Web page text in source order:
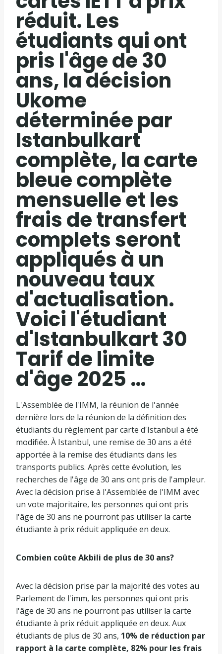
réduit. Les
étudiants qui ont
pris l'âge de 30
ans, la décision
Ukome
déterminée par
Istanbulkart
complète, la carte
bleue complète
mensuelle et les
frais de transfert
complets seront
appliqués à un
nouveau taux
d'actualisation.
Voici l'étudiant
d'Istanbulkart 30
Tarif de limite
d'âge 2025 …
L'Assemblée de l'IMM, la réunion de l'année
dernière lors de la réunion de la définition des
étudiants du règlement par carte d'Istanbul a été
modifiée. À Istanbul, une remise de 30 ans a été
apportée à la remise des étudiants dans les
transports publics. Après cette évolution, les
recherches de l'âge de 30 ans ont pris de l'ampleur.
Avec la décision prise à l'Assemblée de l'IMM avec
un vote majoritaire, les personnes qui ont pris
l'âge de 30 ans ne pourront pas utiliser la carte
étudiante à prix réduit appliquée en deux.
Combien coûte Akbili de plus de 30 ans?
Avec la décision prise par la majorité des votes au
Parlement de l'imm, les personnes qui ont pris
l'âge de 30 ans ne pourront pas utiliser la carte
étudiante à prix réduit appliquée en deux. Aux
étudiants de plus de 30 ans, 10% de réduction par
rapport à la carte complète, 82% pour les frais